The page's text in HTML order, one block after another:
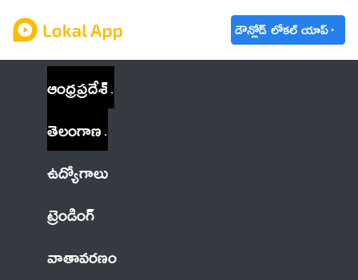
డౌన్లోడ్ లోకల్ యాప్
ఆంధ్రప్రదేశ్
తెలంగాణ
ఉద్యోగాలు
ట్రెండింగ్
వాతావరణం